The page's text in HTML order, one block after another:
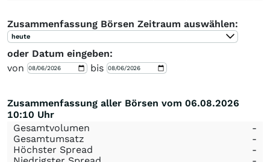
Zusammenfassung Börsen Zeitraum auswählen:
heute
oder Datum eingeben:
von
bis
Zusammenfassung aller Börsen vom 06.08.2026
10:10 Uhr
Gesamtvolumen
-
Gesamtumsatz
-
Höchster Spread
-